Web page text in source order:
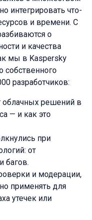
интегрировать что-
и времени. С
о
и качества
мы в Kaspersky
собственного
разработчиков:
облачных решений в
— и как это
при
от
багов.
и модерации,
применять для
утечек или